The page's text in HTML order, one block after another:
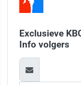
Exclusieve
Info volgers